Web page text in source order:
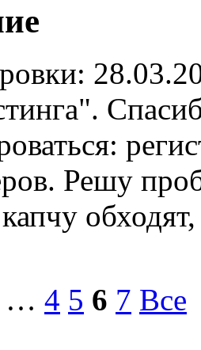
Решу
… 4 5 6 7 Все